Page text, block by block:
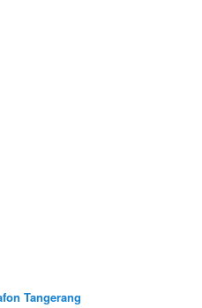
Tangerang